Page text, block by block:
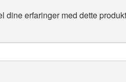
dine erfaringer med dette